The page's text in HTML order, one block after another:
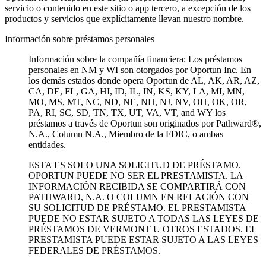
servicio o contenido en este sitio o app tercero, a excepción de los
productos y servicios que explícitamente llevan nuestro nombre.
Información sobre préstamos personales
Información sobre la compañía financiera: Los préstamos
personales en NM y WI son otorgados por Oportun Inc. En
los demás estados donde opera Oportun de AL, AK, AR, AZ,
CA, DE, FL, GA, HI, ID, IL, IN, KS, KY, LA, MI, MN,
MO, MS, MT, NC, ND, NE, NH, NJ, NV, OH, OK, OR,
PA, RI, SC, SD, TN, TX, UT, VA, VT, and WY los
préstamos a través de Oportun son originados por Pathward®,
N.A., Column N.A., Miembro de la FDIC, o ambas
entidades.
ESTA ES SOLO UNA SOLICITUD DE PRÉSTAMO.
OPORTUN PUEDE NO SER EL PRESTAMISTA. LA
INFORMACIÓN RECIBIDA SE COMPARTIRÁ CON
PATHWARD, N.A. O COLUMN EN RELACIÓN CON
SU SOLICITUD DE PRÉSTAMO. EL PRESTAMISTA
PUEDE NO ESTAR SUJETO A TODAS LAS LEYES DE
PRÉSTAMOS DE VERMONT U OTROS ESTADOS. EL
PRESTAMISTA PUEDE ESTAR SUJETO A LAS LEYES
FEDERALES DE PRÉSTAMOS.